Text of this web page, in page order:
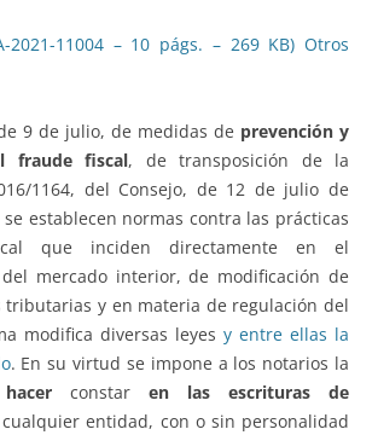
2021-11004 – 10 págs. – 269 KB) Otros
9 de julio, de medidas de prevención y
fraude fiscal, de transposición de la
1164, del Consejo, de 12 de julio de
establecen normas contra las prácticas
que inciden directamente en el
mercado interior, de modificación de
tributarias y en materia de regulación del
modifica diversas leyes y entre ellas la
. En su virtud se impone a los notarios la
hacer constar en las escrituras de
entidad, con o sin personalidad